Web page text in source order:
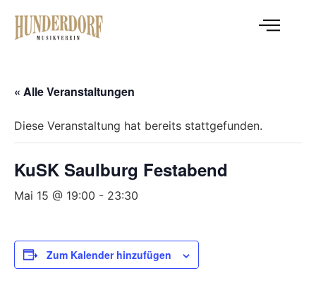
« Alle Veranstaltungen
Diese Veranstaltung hat bereits stattgefunden.
KuSK Saulburg Festabend
Mai 15 @ 19:00 - 23:30
Zum Kalender hinzufügen